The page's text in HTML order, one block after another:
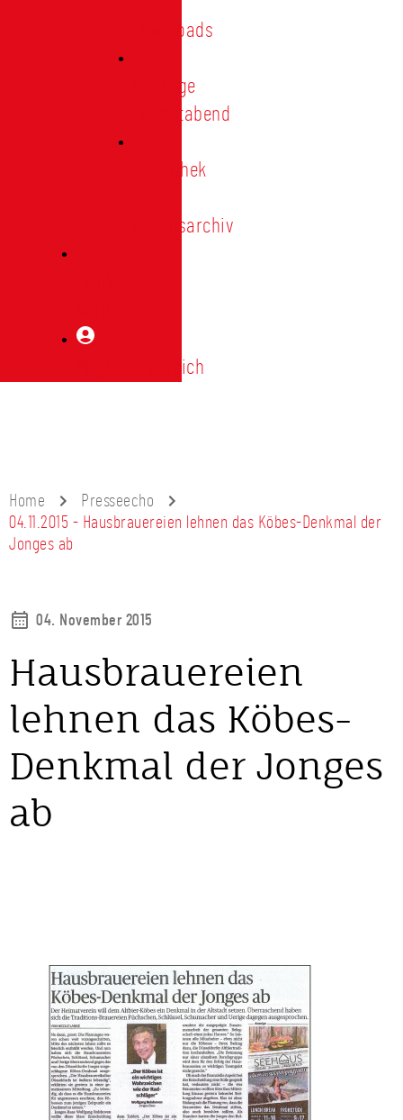
Downloads
Vorträge
Heimatabend
Bibliothek
Vereinsarchiv
Mitgliederbereich
Home
Presseecho
04.11.2015 - Hausbrauereien lehnen das Köbes-Denkmal der
Jonges ab
04. November 2015
Hausbrauereien
lehnen das Köbes-
Denkmal der Jonges
ab